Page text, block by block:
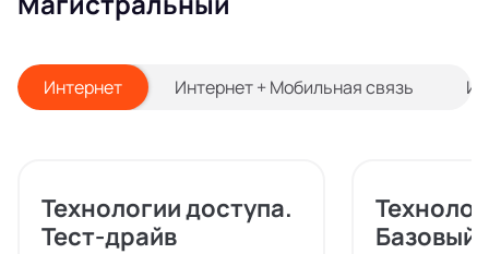
Интернет Интернет + Мобильная связь
Технологии доступа.
Тест-драйв
Базовый